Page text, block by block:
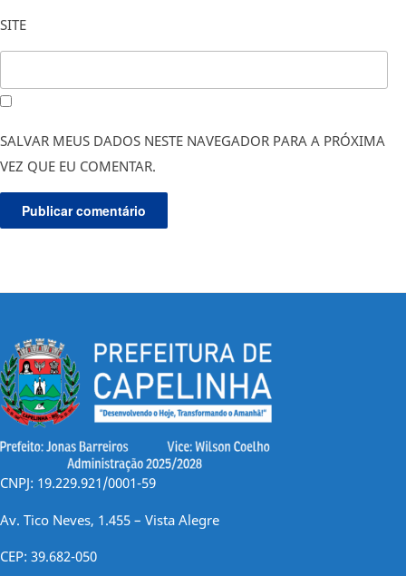
SITE
SALVAR MEUS DADOS NESTE NAVEGADOR PARA A PRÓXIMA
VEZ QUE EU COMENTAR.
CNPJ: 19.229.921/0001-59
Av. Tico Neves, 1.455 – Vista Alegre
CEP: 39.682-050